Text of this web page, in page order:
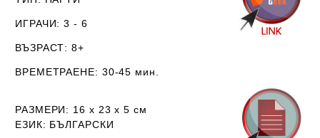
ИГРАЧИ: 3 - 6
ВЪЗРАСТ: 8+
ВРЕМЕТРАЕНЕ: 30-45 мин.
РАЗМЕРИ: 16 х 23 х 5 см
ЕЗИК: БЪЛГАРСКИ